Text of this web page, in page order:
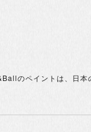
のペイントは、日本